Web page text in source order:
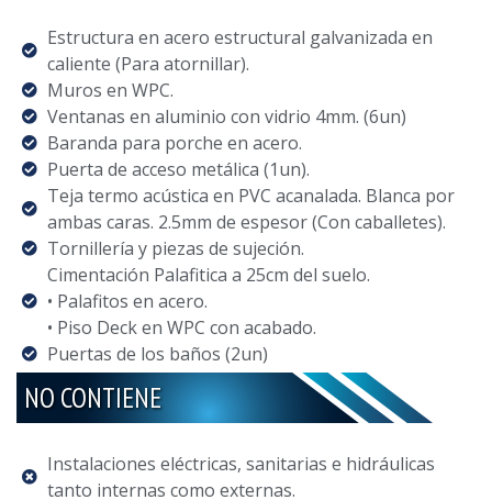
Estructura en acero estructural galvanizada en
caliente (Para atornillar).
Muros en WPC.
Ventanas en aluminio con vidrio 4mm. (6un)
Baranda para porche en acero.
Puerta de acceso metálica (1un).
Teja termo acústica en PVC acanalada. Blanca por
ambas caras. 2.5mm de espesor (Con caballetes).
Tornillería y piezas de sujeción.
Cimentación Palafitica a 25cm del suelo.
• Palafitos en acero.
• Piso Deck en WPC con acabado.
Puertas de los baños (2un)
NO CONTIENE
Instalaciones eléctricas, sanitarias e hidráulicas
tanto internas como externas.